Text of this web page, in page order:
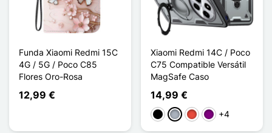
Funda Xiaomi Redmi 15C
4G / 5G / Poco C85
Flores Oro-Rosa
12,99 €
Xiaomi Redmi 14C / Poco
C75 Compatible Versátil
MagSafe Caso
14,99 €
Negro
Gris RojoPúrpura
+4